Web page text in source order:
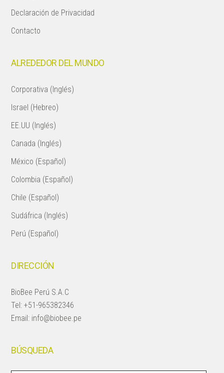
Declaración de Privacidad
Contacto
ALREDEDOR DEL MUNDO
Corporativa (Inglés)
Israel (Hebreo)
EE.UU (Inglés)
Canada (Inglés)
México (Español)
Colombia (Español)
Chile (Español)
Sudáfrica (Inglés)
Perú (Español)
DIRECCIÓN
BioBee Perú S.A.C
Tel:+51-965382346
Email: info@biobee.pe
BÚSQUEDA